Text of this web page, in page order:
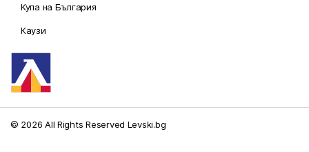
Купа на България
Каузи
© 2026 All Rights Reserved Levski.bg